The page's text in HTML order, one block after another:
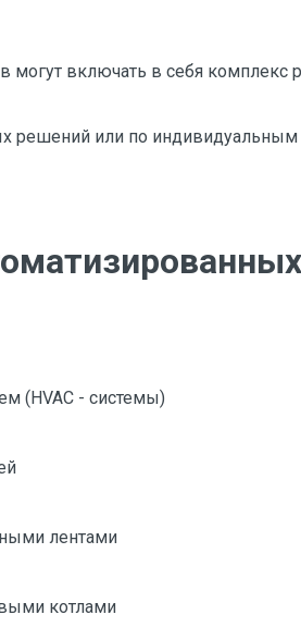
могут включать в себя комплекс
решений или по индивидуальным
(HVAC - системы)
лентами
котлами